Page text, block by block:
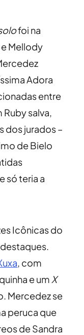
foi na
Mellody
Adora
entre
Ruby salva,
dos jurados –
de Bielo
só teria a
Icônicas do
, com
e um X
Mercedez se
peruca que
de Sandra